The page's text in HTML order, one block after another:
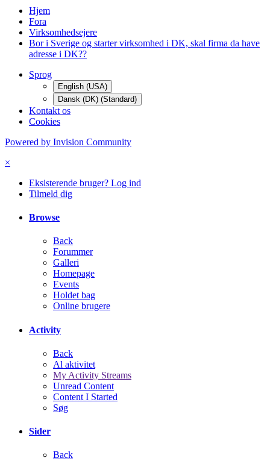
Hjem
Fora
Virksomhedsejere
Bor i Sverige og starter virksomhed i DK, skal firma da have
adresse i DK??
Sprog
English (USA)
Dansk (DK) (Standard)
Kontakt os
Cookies
Powered by Invision Community
×
Eksisterende bruger? Log ind
Tilmeld dig
Browse
Back
Forummer
Galleri
Homepage
Events
Holdet bag
Online brugere
Activity
Back
Al aktivitet
My Activity Streams
Unread Content
Content I Started
Søg
Sider
Back